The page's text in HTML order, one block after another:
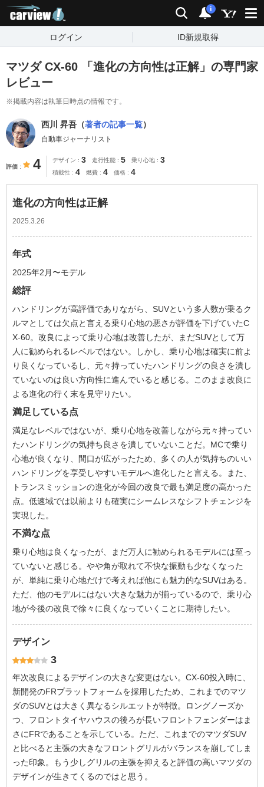
検索 通知
i
ログイン ID新規取得
マツダ CX-60 「進化の方向性は正解」の専門家
レビュー
※掲載内容は執筆日時点の情報です。
西川 昇吾（著者の記事一覧）
自動車ジャーナリスト
評価 4 デザイン 3 走行性能 5 乗り心地 3
積載性 4 燃費 4 価格 4
進化の方向性は正解
2025.3.26
年式
2025年2月〜モデル
総評
ハンドリングが高評価でありながら、SUVという多人数が乗るク
ルマとしては欠点と言える乗り心地の悪さが評価を下げていたC
X-60。改良によって乗り心地は改善したが、まだSUVとして万
人に勧められるレベルではない。しかし、乗り心地は確実に前よ
り良くなっているし、元々持っていたハンドリングの良さを潰し
ていないのは良い方向性に進んでいると感じる。このまま改良に
よる進化の行く末を見守りたい。
満足している点
満足なレベルではないが、乗り心地を改善しながら元々持ってい
たハンドリングの気持ち良さを潰していないことだ。MCで乗り
心地が良くなり、間口が広がったため、多くの人が気持ちのいい
ハンドリングを享受しやすいモデルへ進化したと言える。また、
トランスミッションの進化が今回の改良で最も満足度の高かった
点。低速域では以前よりも確実にシームレスなシフトチェンジを
実現した。
不満な点
乗り心地は良くなったが、まだ万人に勧められるモデルには至っ
ていないと感じる。やや角が取れて不快な振動も少なくなった
が、単純に乗り心地だけで考えれば他にも魅力的なSUVはある。
ただ、他のモデルにはない大きな魅力が揃っているので、乗り心
地が今後の改良で徐々に良くなっていくことに期待したい。
デザイン
3
年次改良によるデザインの大きな変更はない。CX-60投入時に、
新開発のFRプラットフォームを採用したため、これまでのマツ
ダのSUVとは大きく異なるシルエットが特徴。ロングノーズか
つ、フロントタイヤハウスの後ろが長いフロントフェンダーはま
さにFRであることを示している。ただ、これまでのマツダSUV
と比べると主張の大きなフロントグリルがバランスを崩してしま
った印象。もう少しグリルの主張を抑えると評価の高いマツダの
デザインが生きてくるのではと思う。